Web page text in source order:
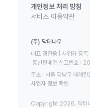
개인정보 처리 방침
서비스 이용약관
(주) 닥터나우
대표 정진웅 | 사업자
통신판매업 신고번호
주소 : 서울 강남구 테헤
사업자 정보 확인
Copyright 2026. 닥터